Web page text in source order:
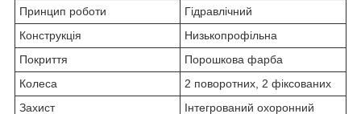
Принцип роботи
Гідравлічний
Конструкція
Низькопрофільна
Покриття
Порошкова фарба
Колеса
2 поворотних, 2 фіксованих
Захист
Інтегрований охоронний